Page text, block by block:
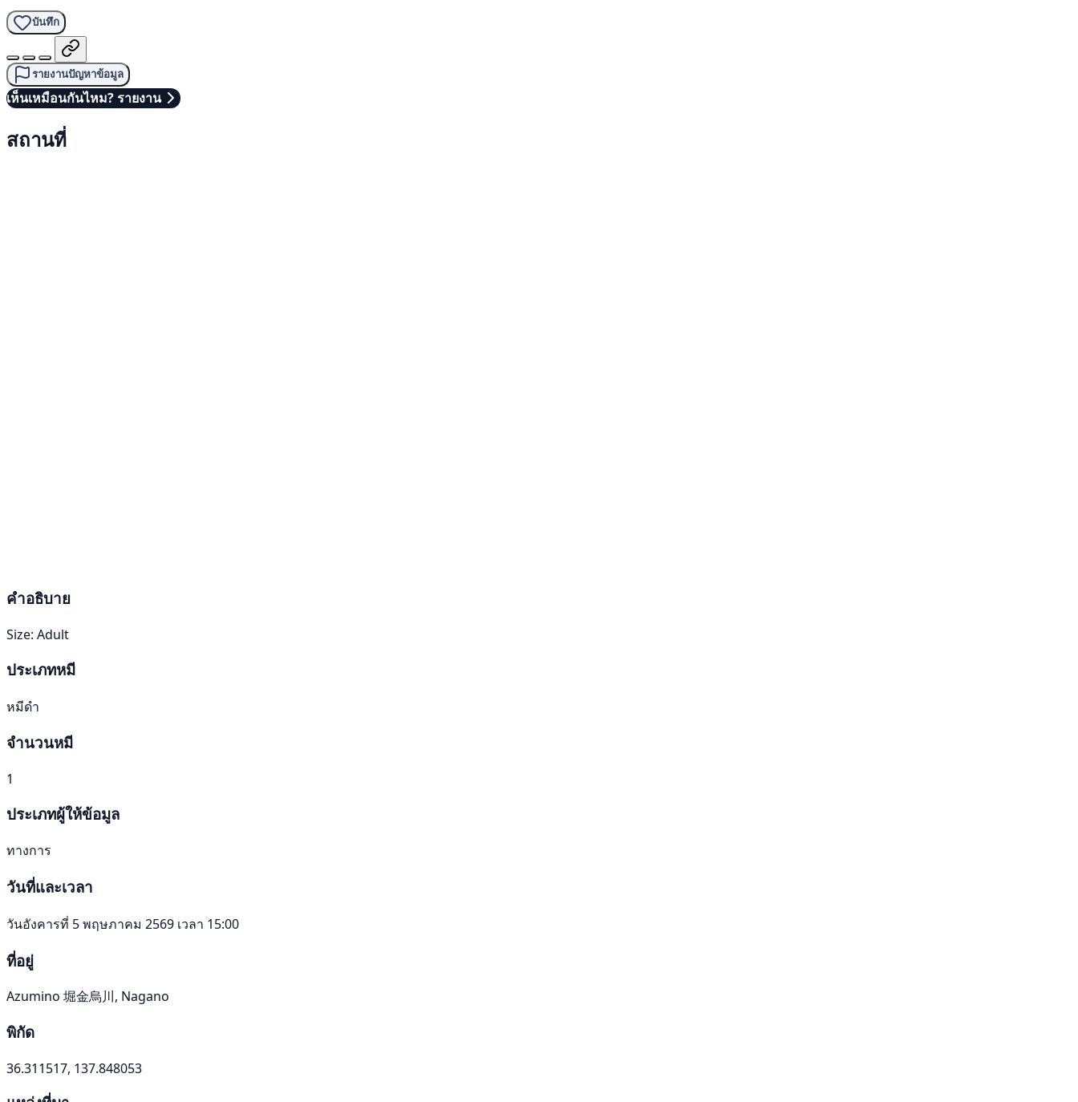
บันทึก
รายงานปัญหาข้อมูล
เห็นเหมือนกันไหม? รายงาน
สถานที่
คำอธิบาย
Size: Adult
ประเภทหมี
หมีดำ
จำนวนหมี
1
ประเภทผู้ให้ข้อมูล
ทางการ
วันที่และเวลา
วันอังคารที่ 5 พฤษภาคม 2569 เวลา 15:00
ที่อยู่
Azumino 堀金烏川, Nagano
พิกัด
36.311517, 137.848053